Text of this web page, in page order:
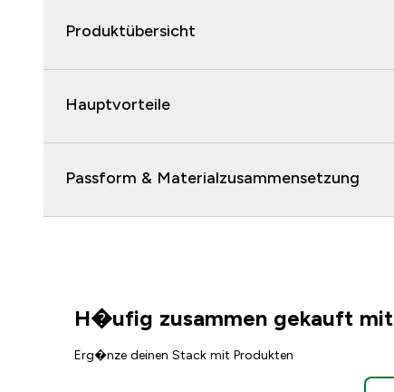
Produktübersicht
Hauptvorteile
Passform & Materialzusammensetzung
H�ufig zusammen gekauft mit
Erg�nze deinen Stack mit Produkten